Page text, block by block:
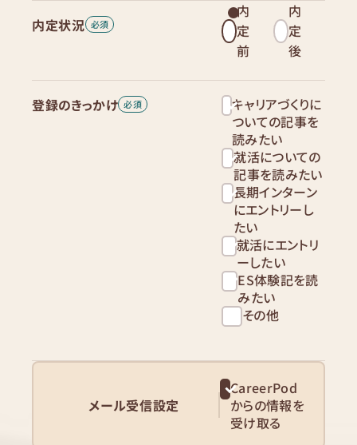
内定状況
内
定
前
内
定
後
登録のきっかけ
キャリアづくりに
ついての記事を
読みたい
就活についての
記事を読みたい
長期インターン
にエントリーし
たい
就活にエントリ
ーしたい
ES体験記を読
みたい
その他
メール受信設定
CareerPod
からの情報を
受け取る